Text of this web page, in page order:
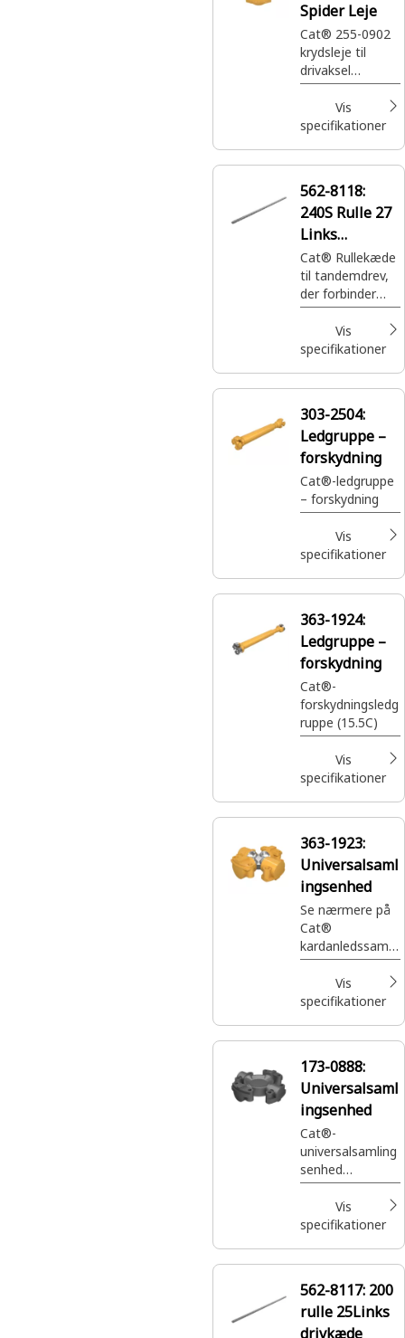
Spider Leje
Cat® 255-0902
krydsleje til
drivaksel
understøtter og
retter lejerne
ind, så
forløber jævnt.
Vis
specifikationer
562-8118:
240S Rulle 27
Links
Drivkæde
Cat® Rullekæde
til tandemdrev,
der forbinder
flere aksler eller
hjul for at
overføre kraft
de drevne hjul
Vis
specifikationer
303-2504:
Ledgruppe –
forskydning
Cat®-ledgruppe
– forskydning
Vis
specifikationer
363-1924:
Ledgruppe –
forskydning
Cat®-
forskydningsledg
ruppe (15.5C)
Vis
specifikationer
363-1923:
Universalsaml
ingsenhed
Se nærmere på
Cat®
kardanledssamli
ng (15.5C), der
hjælper med at
holde drivlinjen
maskinen i drift.
Vis
specifikationer
173-0888:
Universalsaml
ingsenhed
Cat®-
universalsamling
senhed
(rotordrev)
Vis
specifikationer
562-8117: 200
rulle 25Links
drivkæde